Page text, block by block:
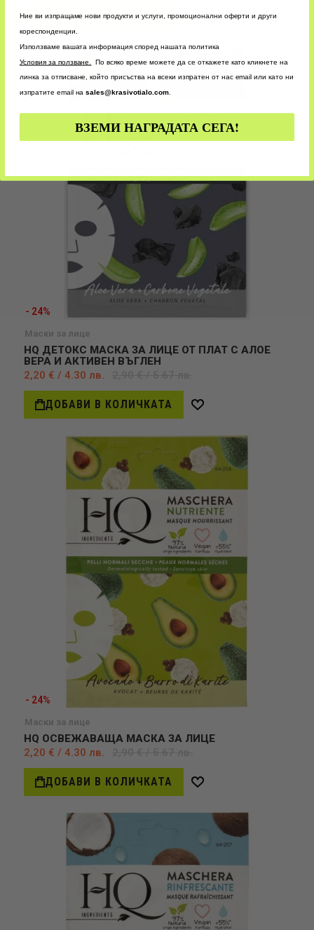
ДОБАВИ В КОЛИЧКАТА
Добави
желани
- 24%
Маски за лице
HQ ДЕТОКС МАСКА ЗА ЛИЦЕ ОТ ПЛАТ С АЛОЕ
ВЕРА И АКТИВЕН ВЪГЛЕН
2,20 € / 4.30 лв.
ДОБАВИ В КОЛИЧКАТА
Добави
желани
- 24%
Маски за лице
HQ ОСВЕЖАВАЩА МАСКА ЗА ЛИЦЕ
2,20 € / 4.30 лв.
ДОБАВИ В КОЛИЧКАТА
Добави
желани
Ние ви изпращаме нови продукти и услуги, промоционални оферти и други
кореспонденции.
Използваме вашата информация според нашата политика
Условия за ползване.
По всяко време можете да се откажете като кликнете на
линка за отписване, който присъства на всеки изпратен от нас email или като ни
изпратите email наsales@krasivotialo.com.
ВЗЕМИ НАГРАДАТА СЕГА!